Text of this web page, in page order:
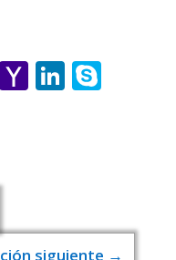
Yahoo
siguiente →